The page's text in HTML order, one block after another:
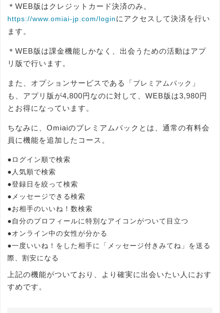
＊WEB版はクレジットカード決済のみ。
https://www.omiai-jp.com/loginにアクセスして決済を行い
ます。
＊WEB版は課金機能しかなく、出会うための活動はアプ
リ版で行います。
また、オプションサービスである「プレミアムパック 」
も、アプリ版が4,800円なのに対して、WEB版は3,980円
とお得になっています。
ちなみに、Omiaiのプレミアムパックとは、通常の有料会
員に機能を追加したコース。
●ログイン順で検索
●人気順で検索
●登録日を絞って検索
●メッセージできる検索
●お相手のいいね！数検索
●自分のプロフィールに特別なアイコンがついて目立つ
●オンライン中の女性が分かる
●一度いいね！をした相手に「メッセージ付きみてね」を送る
際、割安になる
上記の機能がついており、より確実に出会いたい人におす
すめです。